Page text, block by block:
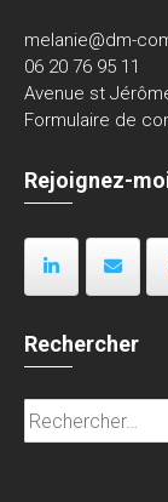
melanie@dm-
06 20 76 95 11
Avenue st
Formulaire de
Rejoignez-
Rechercher
Rechercher :